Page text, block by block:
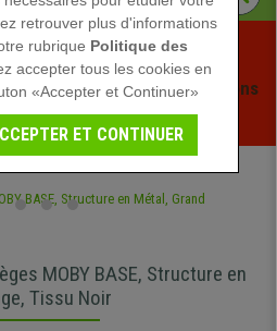
Chaisepro ! Des réductions
durée limitée - Voir l'offre
MOBY BASE, Structure en
Tissu Noir
retrouver plus d'informations
rubrique Politique des
accepter tous les cookies en
«Accepter et Continuer»
ET CONTINUER